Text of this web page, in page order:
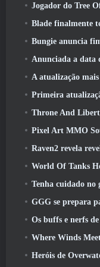
Jogador do Tree Of Saviour
Blade finalmente terá
Bungie anuncia fim do destino
Anunciada a data de
A atualização mais recente do
Primeira atualização de conteúdo do
Throne And Liberty
Pixel Art MMO
Raven2 revela
World Of Tanks Heat
Tenha cuidado no
GGG se prepara para mover o destino
Os buffs e nerfs de
Where Winds Meet anuncia
Heróis de Overwatch em